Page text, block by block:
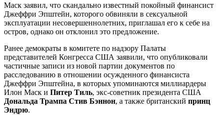
Маск заявил, что скандально известный покойный финансист
Джеффри Эпштейн, которого обвиняли в сексуальной
эксплуатации несовершеннолетних, приглашал его к себе на
остров, однако он отклонил это предложение.
Ранее демократы в комитете по надзору Палаты
представителей Конгресса США заявили, что опубликовали
частичные записи из новой партии документов по
расследованию в отношении осужденного финансиста
Джеффри Эпштейна, в которых упоминаются миллиардеры
Илон Маск и Питер Тиль, экс-советник президента США
Дональда Трампа Стив Бэннон, а также британский принц
Эндрю.